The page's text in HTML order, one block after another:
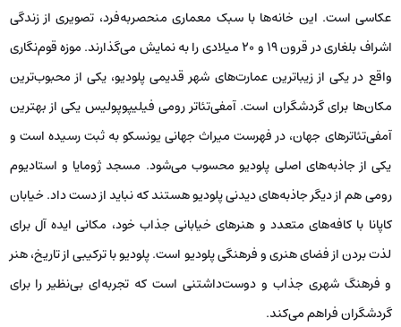
عکاسی است. این خانه‌ها با سبک معماری منحصربه‌فرد، تصویری از زندگی
اشراف بلغاری در قرون ۱۹ و ۲۰ میلادی را به نمایش می‌گذارند. موزه قوم‌نگاری
واقع در یکی از زیباترین عمارت‌های شهر قدیمی پلودیو، یکی از محبوب‌ترین
مکان‌ها برای گردشگران است. آمفی‌تئاتر رومی فیلیپوپولیس یکی از بهترین
آمفی‌تئاترهای جهان، در فهرست میراث جهانی یونسکو به ثبت رسیده است و
یکی از جاذبه‌های اصلی پلودیو محسوب می‌شود. مسجد ژومایا و استادیوم
رومی هم از دیگر جاذبه‌های دیدنی پلودیو هستند که نباید از دست داد. خیابان
کاپانا با کافه‌های متعدد و هنرهای خیابانی جذاب خود، مکانی ایده آل برای
لذت بردن از فضای هنری و فرهنگی پلودیو است. پلودیو با ترکیبی از تاریخ، هنر
و فرهنگ شهری جذاب و دوست‌داشتنی است که تجربه‌ای بی‌نظیر را برای
گردشگران فراهم می‌کند.